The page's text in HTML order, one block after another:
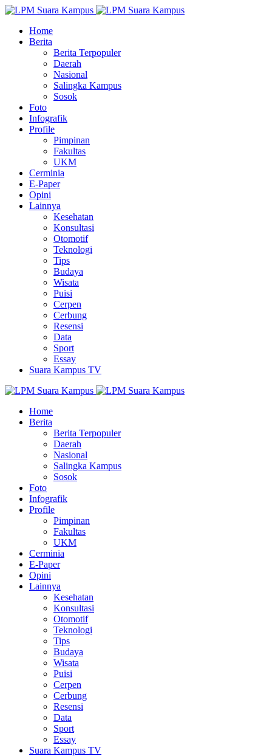
Home
Berita
Berita Terpopuler
Daerah
Nasional
Salingka Kampus
Sosok
Foto
Infografik
Profile
Pimpinan
Fakultas
UKM
Cerminia
E-Paper
Opini
Lainnya
Kesehatan
Konsultasi
Otomotif
Teknologi
Tips
Budaya
Wisata
Puisi
Cerpen
Cerbung
Resensi
Data
Sport
Essay
Suara Kampus TV
Home
Berita
Berita Terpopuler
Daerah
Nasional
Salingka Kampus
Sosok
Foto
Infografik
Profile
Pimpinan
Fakultas
UKM
Cerminia
E-Paper
Opini
Lainnya
Kesehatan
Konsultasi
Otomotif
Teknologi
Tips
Budaya
Wisata
Puisi
Cerpen
Cerbung
Resensi
Data
Sport
Essay
Suara Kampus TV